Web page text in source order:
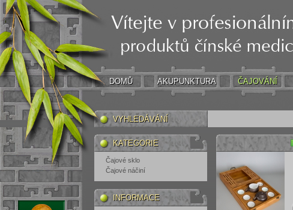
DOMŮ AKUPUNKTURA
ČAJOVÁNÍ
VYHLEDÁVÁNÍ
KATEGORIE
Čajové sklo
Čajové náčiní
INFORMACE